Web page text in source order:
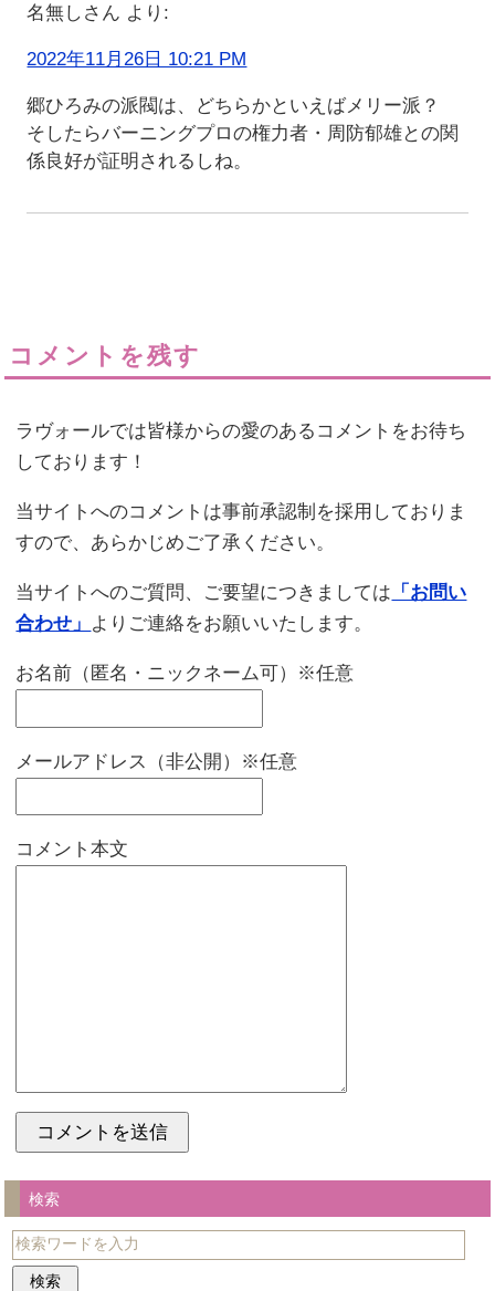
名無しさん より:
2022年11月26日 10:21 PM
郷ひろみの派閥は、どちらかといえばメリー派？
そしたらバーニングプロの権力者・周防郁雄との関
係良好が証明されるしね。
コメントを残す
ラヴォールでは皆様からの愛のあるコメントをお待ち
しております！
当サイトへのコメントは事前承認制を採用しておりま
すので、あらかじめご了承ください。
当サイトへのご質問、ご要望につきましては 「お問い
合わせ」 よりご連絡をお願いいたします。
お名前（匿名・ニックネーム可）※任意
メールアドレス（非公開）※任意
コメント本文
検索